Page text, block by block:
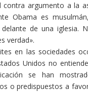
contra argumento a la
Obama es
de una iglesia.
verdad».
en las sociedades
Unidos no
se han
ο predispuestos a